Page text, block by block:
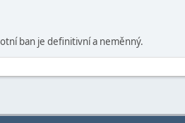
ban je definitivní a neměnný.